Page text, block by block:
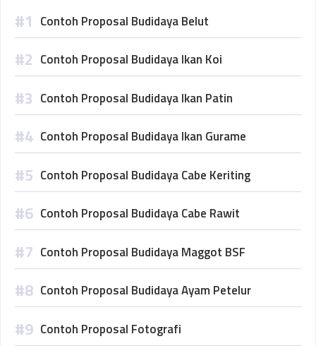
Contoh Proposal Budidaya Belut
Contoh Proposal Budidaya Ikan Koi
Contoh Proposal Budidaya Ikan Patin
Contoh Proposal Budidaya Ikan Gurame
Contoh Proposal Budidaya Cabe Keriting
Contoh Proposal Budidaya Cabe Rawit
Contoh Proposal Budidaya Maggot BSF
Contoh Proposal Budidaya Ayam Petelur
Contoh Proposal Fotografi